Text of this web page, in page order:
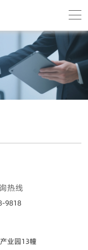
热线
9818
业园13幢